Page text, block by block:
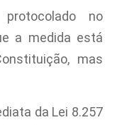
no
a medida está
mas
da Lei 8.257